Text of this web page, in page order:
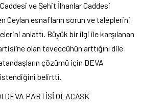
ve Şehit İlhanlar Caddesi
Ceylan esnafların sorun ve taleplerini
anlattı. Büyük bir ilgi ile karşılanan
olan teveccühün arttığını dile
çözümü için DEVA
istendiğini belirtti.
DEVA PARTİSİ OLACASK